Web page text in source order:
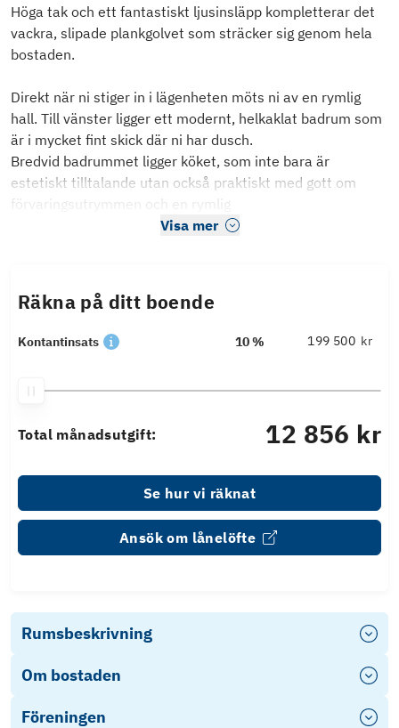
Höga tak och ett fantastiskt ljusinsläpp kompletterar det
vackra, slipade plankgolvet som sträcker sig genom hela
bostaden.
Direkt när ni stiger in i lägenheten möts ni av en rymlig
hall. Till vänster ligger ett modernt, helkaklat badrum som
är i mycket fint skick där ni har dusch.
Bredvid badrummet ligger köket, som inte bara är
estetiskt tilltalande utan också praktiskt med gott om
förvaringsutrymmen och en rymlig
Visa mer
Räkna på ditt boende
Kontantinsats 10 % kr
Total månadsutgift: 12 856 kr
Se hur vi räknat
Ansök om lånelöfte
Rumsbeskrivning
Om bostaden
Föreningen